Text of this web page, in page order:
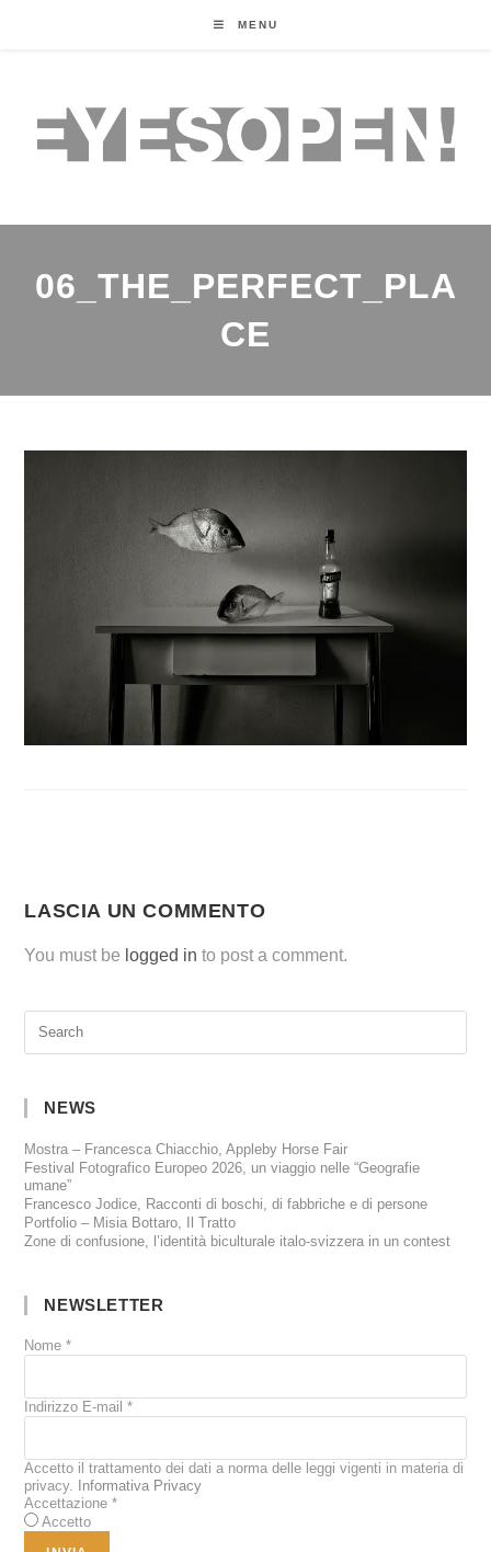
MENU
06_THE_PERFECT_PLA
CE
LASCIA UN COMMENTO
You must be logged in to post a comment.
NEWS
Mostra – Francesca Chiacchio, Appleby Horse Fair
Festival Fotografico Europeo 2026, un viaggio nelle “Geografie
umane”
Francesco Jodice, Racconti di boschi, di fabbriche e di persone
Portfolio – Misia Bottaro, Il Tratto
Zone di confusione, l’identità biculturale italo-svizzera in un contest
NEWSLETTER
Nome*
Indirizzo E-mail*
Accetto il trattamento dei dati a norma delle leggi vigenti in materia di
privacy.
Informativa Privacy
Accettazione*
Accetto